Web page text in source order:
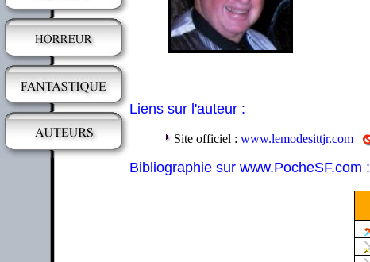
Liens sur l'auteur :
Site officiel : www.lemodesittjr.com
Bibliographie sur www.PocheSF.com :